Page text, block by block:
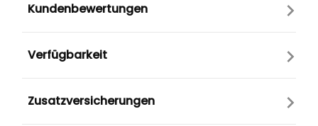
Kundenbewertungen
Verfügbarkeit
Zusatzversicherungen